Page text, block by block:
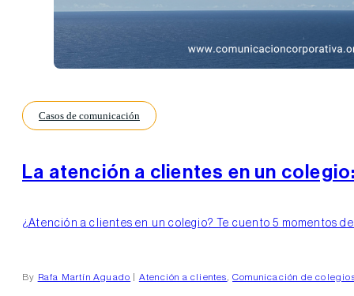
Casos de comunicación
La atención a clientes en un
¿Atención a clientes en un colegio? Te cuento 5 momentos
By Rafa Martín Aguado Atención a clientes ,Comunicación de